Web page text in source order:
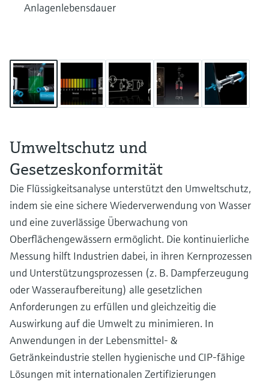
Anlagenlebensdauer
Umweltschutz und
Gesetzeskonformität
Die Flüssigkeitsanalyse unterstützt den Umweltschutz,
indem sie eine sichere Wiederverwendung von Wasser
und eine zuverlässige Überwachung von
Oberflächengewässern ermöglicht. Die kontinuierliche
Messung hilft Industrien dabei, in ihren Kernprozessen
und Unterstützungsprozessen (z. B. Dampferzeugung
oder Wasseraufbereitung) alle gesetzlichen
Anforderungen zu erfüllen und gleichzeitig die
Auswirkung auf die Umwelt zu minimieren. In
Anwendungen in der Lebensmittel- &
Getränkeindustrie stellen hygienische und CIP-fähige
Lösungen mit internationalen Zertifizierungen